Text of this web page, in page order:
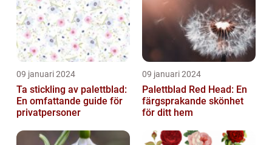
09 januari 2024
Ta stickling av palettblad:
En omfattande guide för
privatpersoner
09 januari 2024
Palettblad Red Head: En
färgsprakande skönhet
för ditt hem